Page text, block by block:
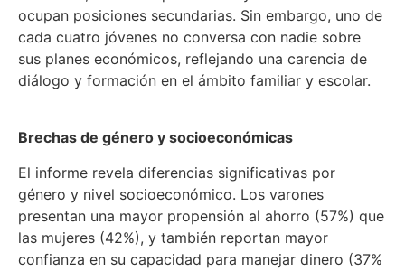
ocupan posiciones secundarias. Sin embargo, uno de
cada cuatro jóvenes no conversa con nadie sobre
sus planes económicos, reflejando una carencia de
diálogo y formación en el ámbito familiar y escolar.
Brechas de género y socioeconómicas
El informe revela diferencias significativas por
género y nivel socioeconómico. Los varones
presentan una mayor propensión al ahorro (57%) que
las mujeres (42%), y también reportan mayor
confianza en su capacidad para manejar dinero (37%